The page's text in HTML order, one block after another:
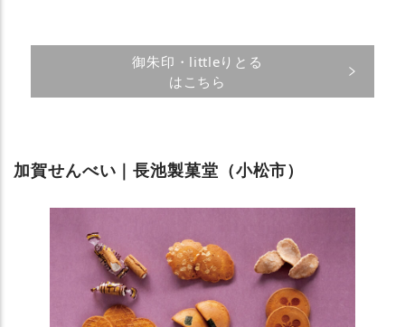
御朱印・littleりとる
はこちら
加賀せんべい｜長池製菓堂（小松市）